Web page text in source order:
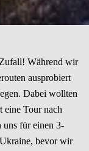
Während wir
ausprobiert
Dabei wollten
eine Tour nach
uns für einen 3-
bevor wir